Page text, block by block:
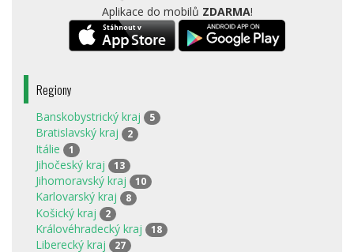
Aplikace do mobilů ZDARMA!
Regiony
Banskobystrický kraj 5
Bratislavský kraj 2
Itálie 1
Jihočeský kraj 13
Jihomoravský kraj 10
Karlovarský kraj 8
Košický kraj 2
Královéhradecký kraj 18
Liberecký kraj 27